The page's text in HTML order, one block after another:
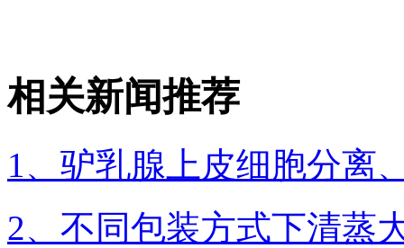
相关新闻推荐
1、驴乳腺上皮细胞分离
2、不同包装方式下清蒸